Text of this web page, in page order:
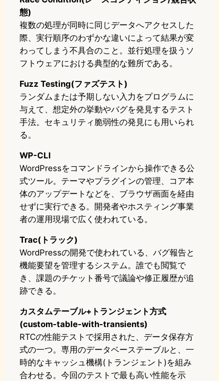
態)
複数の処理が同時に同じデータへアクセスした
際、実行順序のわずかな違いによって結果が変
わってしまう不具合のこと。並行処理を扱うソ
フトウェアにおける典型的な難所である。
Fuzz Testing(ファズテスト)
ランダムまたは予期しない入力をプログラムに
与えて、想定外の挙動やバグを発見するテスト
手法。セキュリティ脆弱性の発見にも用いられ
る。
WP-CLI
WordPressをコマンドラインから操作できる公
式ツール。テーマやプラグインの管理、コア本
体のアップデートなどを、ブラウザ画面を経由
せずに実行できる。開発者やホスティング事業
者の運用現場で広く使われている。
Trac(トラック)
WordPressの開発で使われている、バグ報告と
機能要望を管理するシステム。誰でも閲覧で
き、課題のチケット番号で議論や修正履歴が追
跡できる。
カスタムテーブル+トランジェント方式
(custom-table-with-transients)
RTCの性能テストで採用された、データ保存方
式の一つ。専用のデータベーステーブルと、一
時的なキャッシュ機構(トランジェント)を組み
合わせる。今回のテストで最も高い性能を示